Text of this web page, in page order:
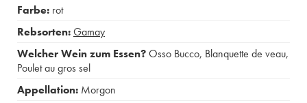
Farbe: rot
Rebsorten:Gamay
Welcher Wein zum Essen?Osso Bucco, Blanquette de veau,
Poulet au gros sel
Appellation: Morgon